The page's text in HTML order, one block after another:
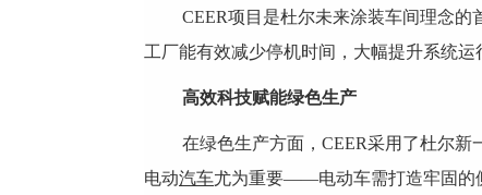
CEER项目是杜尔未来涂装车间理念
工厂能有效减少停机时间，大幅提升系统运
高效科技赋能绿色生产
在绿色生产方面，CEER采用了杜尔新
电动汽车尤为重要——电动车需打造牢固的